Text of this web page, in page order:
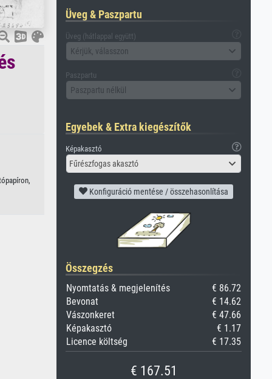
Üveg & Paszpartu
Üveg (hátlappal együtt)
Kérjük, válasszon
Paszpartu
Paszpartu nélkül
Egyebek & Extra kiegészítők
Képakasztó
Fűrészfogas akasztó
Konfiguráció mentése / összehasonlítása
Összegzés
Nyomtatás & megjelenítés
€ 86.72
Bevonat
€ 14.62
Vászonkeret
€ 47.66
Képakasztó
€ 1.17
Licence költség
€ 17.35
€ 167.51